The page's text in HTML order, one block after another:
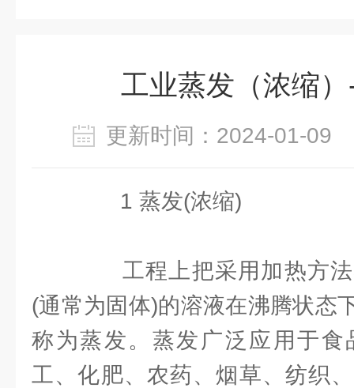
工业蒸发（浓缩
更新时间：2024-01-
1 蒸发(浓缩)
工程上把采用加热方法
(通常为固体)的溶液在沸腾状态
称为蒸发。蒸发广泛应用于食
工、化肥、农药、烟草、纺织